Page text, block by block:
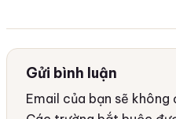
Gửi bình luận
Email của bạn sẽ